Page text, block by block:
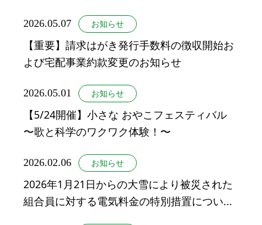
2026.05.07 お知らせ
【重要】請求はがき発行手数料の徴収開始お
よび宅配事業約款変更のお知らせ
2026.05.01 お知らせ
【5/24開催】小さな おやこフェスティバル
〜歌と科学のワクワク体験！〜
2026.02.06 お知らせ
2026年1月21日からの大雪により被災された
組合員に対する電気料金の特別措置につい...